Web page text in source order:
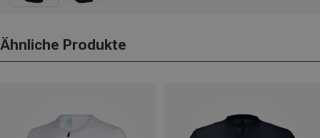
Ähnliche Produkte